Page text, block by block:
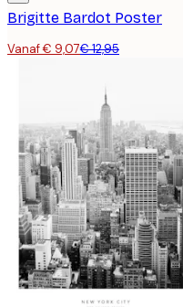
Brigitte Bardot Poster
Vanaf € 9,07€ 12,95